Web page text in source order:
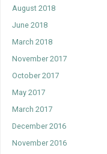
August 2018
June 2018
March 2018
November 2017
October 2017
May 2017
March 2017
December 2016
November 2016